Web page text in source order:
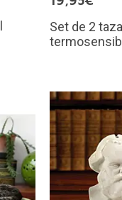
Set de 2